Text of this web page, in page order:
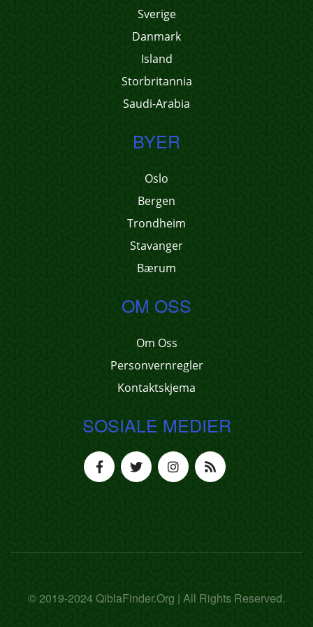
Sverige
Danmark
Island
Storbritannia
Saudi-Arabia
BYER
Oslo
Bergen
Trondheim
Stavanger
Bærum
OM OSS
Om Oss
Personvernregler
Kontaktskjema
SOSIALE MEDIER
© 2019-2024 QiblaFinder.Org | All Rights Reserved.